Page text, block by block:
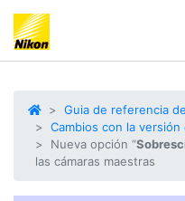
Guia de referencia
Cambios con la versión
Nueva opción “
las cámaras maestras